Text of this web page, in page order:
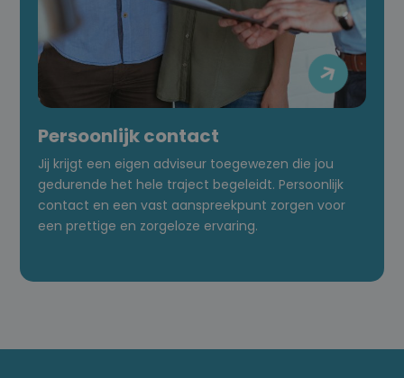

Persoonlijk contact
Jij krijgt een eigen adviseur toegewezen die jou
gedurende het hele traject begeleidt. Persoonlijk
contact en een vast aanspreekpunt zorgen voor
een prettige en zorgeloze ervaring.